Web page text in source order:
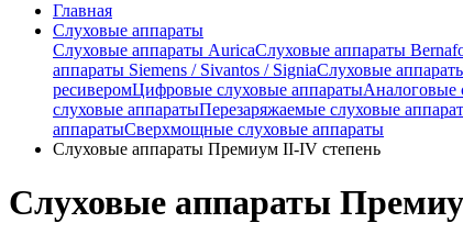
Главная
Слуховые аппараты
Слуховые аппараты AuricaСлуховые аппараты
аппараты Siemens / Sivantos / SigniaСлуховые
ресиверомЦифровые слуховые аппаратыАналоговые
слуховые аппаратыПерезаряжаемые слуховые
аппаратыСверхмощные слуховые аппараты
Слуховые аппараты Премиум II-IV степень
Слуховые аппараты